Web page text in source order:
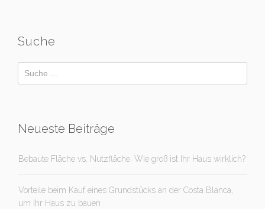
Suche
Neueste Beiträge
Bebaute Fläche vs. Nutzfläche. Wie groß ist Ihr Haus wirklich?
Vorteile beim Kauf eines Grundstücks an der Costa Blanca,
um Ihr Haus zu bauen